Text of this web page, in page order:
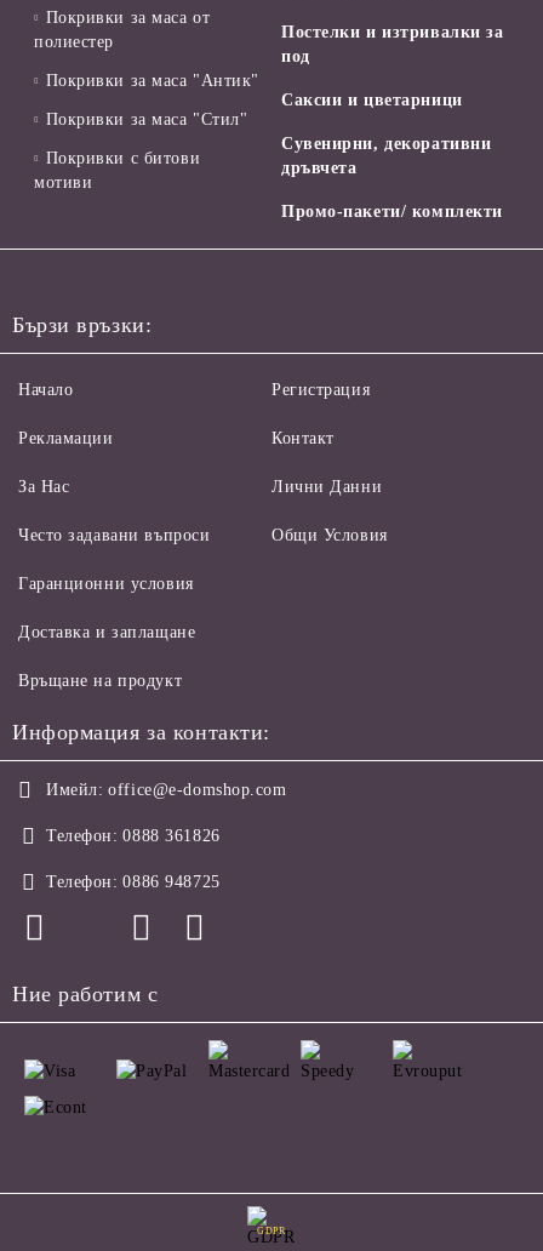
Покривки за маса от
полиестер
Покривки за маса "Антик"
Покривки за маса "Стил"
Покривки с битови
мотиви
Постелки и изтривалки за
под
Саксии и цветарници
Сувенирни, декоративни
дръвчета
Промо-пакети/ комплекти
Бързи връзки:
Начало
Рекламации
За Нас
Често задавани въпроси
Регистрация
Контакт
Лични Данни
Общи Условия
Гаранционни условия
Доставка и заплащане
Връщане на продукт
Информация за контакти:
Имейл: office@e-domshop.com
Телефон: 0888 361826
Телефон: 0886 948725
Ние работим с
GDPR